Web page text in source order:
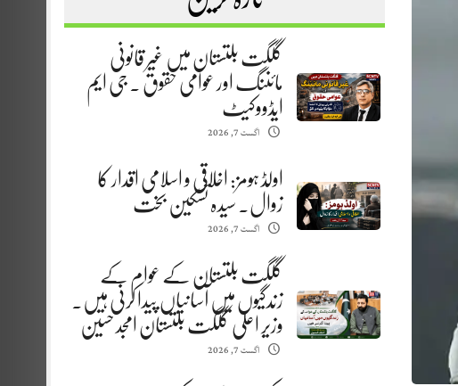
گلگت بلتستان میں غیر قانونی
مائننگ اور عوامی حقوق . جی ایم
ایڈووکیٹ
اگست 7, 2026
اولڈ ہومز: اخلاقی و اسلامی اقدار کا
زوال. سیدہ تسکین بخت
اگست 7, 2026
گلگت بلتستان کے عوام کے
زندگیوں میں آسانیاں پیدا کرنی ہیں.
وزیر اعلیٰ گلگت بلتستان امجد حسین
اگست 7, 2026